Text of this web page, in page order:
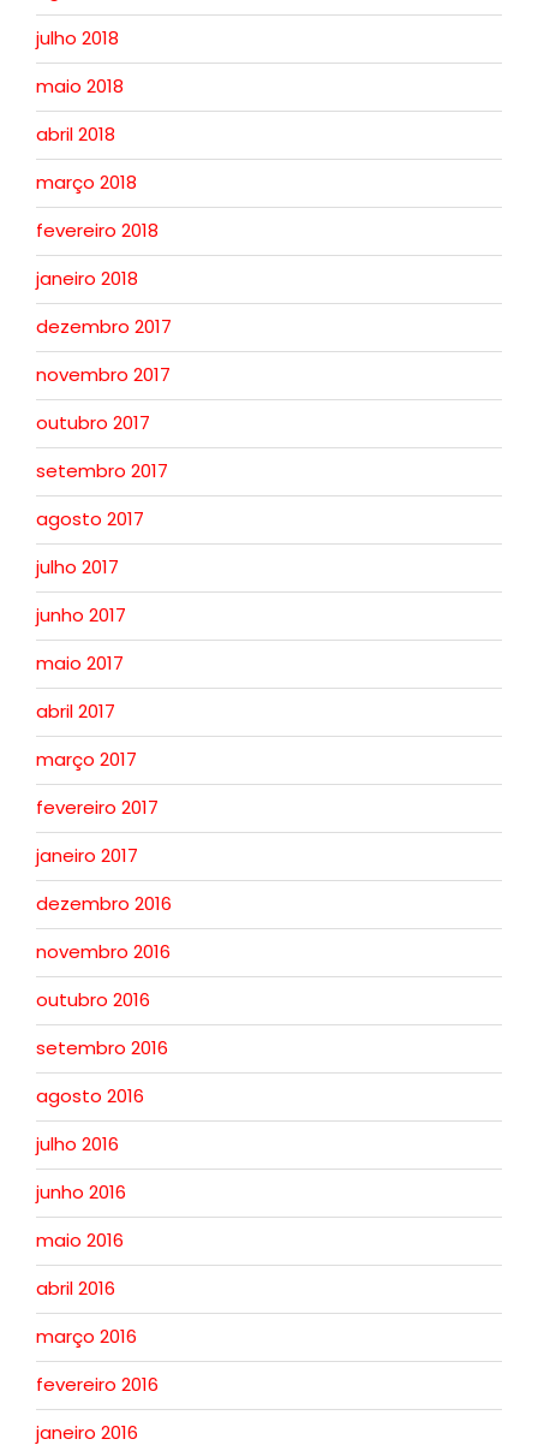
julho 2018
maio 2018
abril 2018
março 2018
fevereiro 2018
janeiro 2018
dezembro 2017
novembro 2017
outubro 2017
setembro 2017
agosto 2017
julho 2017
junho 2017
maio 2017
abril 2017
março 2017
fevereiro 2017
janeiro 2017
dezembro 2016
novembro 2016
outubro 2016
setembro 2016
agosto 2016
julho 2016
junho 2016
maio 2016
abril 2016
março 2016
fevereiro 2016
janeiro 2016